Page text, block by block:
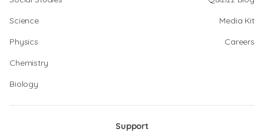
Science
Physics
Chemistry
Biology
Media Kit
Careers
Support